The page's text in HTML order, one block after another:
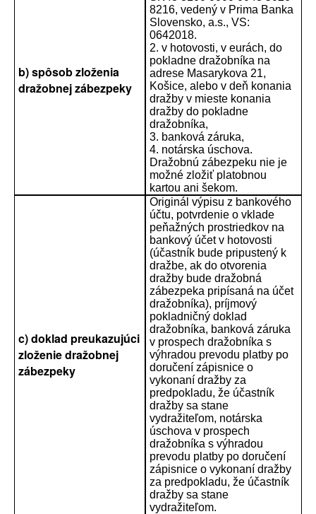
b) spôsob zloženia
dražobnej zábezpeky
8216, vedený v Prima Banka
Slovensko, a.s., VS:
0642018.
2. v hotovosti, v eurách, do
pokladne dražobníka na
adrese Masarykova 21,
Košice, alebo v deň konania
dražby v mieste konania
dražby do pokladne
dražobníka,
3. banková záruka,
4. notárska úschova.
Dražobnú zábezpeku nie je
možné zložiť platobnou
kartou ani šekom.
c) doklad preukazujúci
zloženie dražobnej
zábezpeky
Originál výpisu z bankového
účtu, potvrdenie o vklade
peňažných prostriedkov na
bankový účet v hotovosti
(účastník bude pripustený k
dražbe, ak do otvorenia
dražby bude dražobná
zábezpeka pripísaná na účet
dražobníka), príjmový
pokladničný doklad
dražobníka, banková záruka
v prospech dražobníka s
výhradou prevodu platby po
doručení zápisnice o
vykonaní dražby za
predpokladu, že účastník
dražby sa stane
vydražiteľom, notárska
úschova v prospech
dražobníka s výhradou
prevodu platby po doručení
zápisnice o vykonaní dražby
za predpokladu, že účastník
dražby sa stane
vydražiteľom.